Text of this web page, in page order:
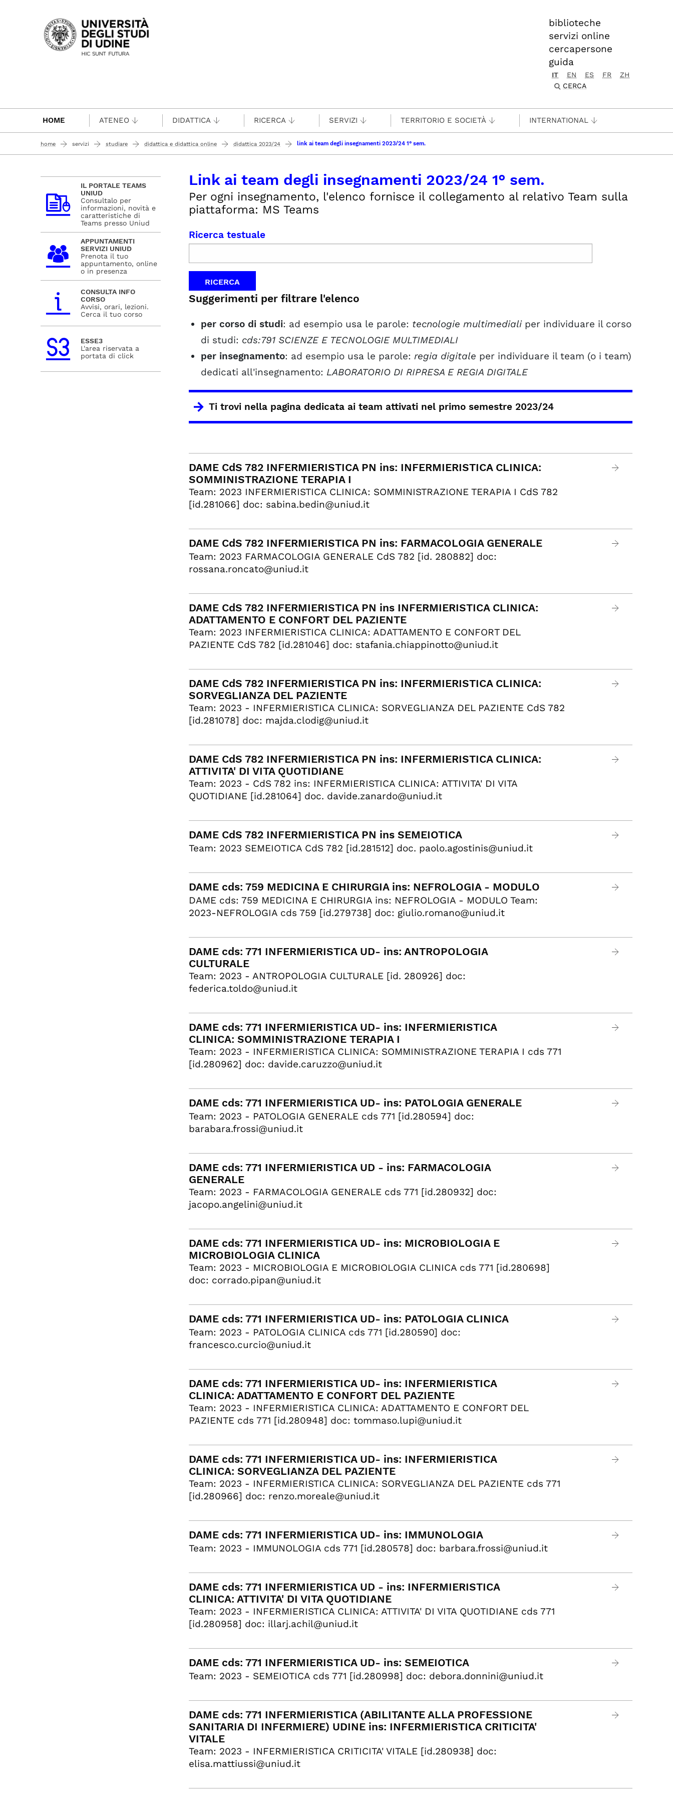
Passa al contenuto principale
biblioteche
servizi online
cercapersone
guida
IT EN ES FR
ZH
CERCA
HOME ATENEO DIDATTICA RICERCA SERVIZI TERRITORIO E SOCIETÀ INTERNATIONAL
home servizi studiare didattica e didattica online didattica 2023/24 link ai team degli insegnamenti 2023/24 1° sem.
Link ai team degli insegnamenti 2023/24 1° sem.
Per ogni insegnamento, l'elenco fornisce il collegamento al relativo Team sulla
piattaforma: MS Teams
Ricerca testuale
Suggerimenti per filtrare l'elenco
per corso di studi: ad esempio usa le parole: tecnologie multimedialiper individuare il corso
di studi: cds:791 SCIENZE E TECNOLOGIE MULTIMEDIALI
per insegnamento: ad esempio usa le parole: regia digitale per individuare il team (o i team)
dedicati all'insegnamento: LABORATORIO DI RIPRESA E REGIA DIGITALE
Ti trovi nella pagina dedicata ai team attivati nel primo semestre 2023/24
DAME CdS 782 INFERMIERISTICA PN ins: INFERMIERISTICA CLINICA:
SOMMINISTRAZIONE TERAPIA I
Team: 2023 INFERMIERISTICA CLINICA: SOMMINISTRAZIONE TERAPIA I CdS 782
[id.281066] doc: sabina.bedin@uniud.it
DAME CdS 782 INFERMIERISTICA PN ins: FARMACOLOGIA GENERALE
Team: 2023 FARMACOLOGIA GENERALE CdS 782 [id. 280882] doc:
rossana.roncato@uniud.it
DAME CdS 782 INFERMIERISTICA PN ins INFERMIERISTICA CLINICA:
ADATTAMENTO E CONFORT DEL PAZIENTE
Team: 2023 INFERMIERISTICA CLINICA: ADATTAMENTO E CONFORT DEL
PAZIENTE CdS 782 [id.281046] doc: stafania.chiappinotto@uniud.it
DAME CdS 782 INFERMIERISTICA PN ins: INFERMIERISTICA CLINICA:
SORVEGLIANZA DEL PAZIENTE
Team: 2023 - INFERMIERISTICA CLINICA: SORVEGLIANZA DEL PAZIENTE CdS 782
[id.281078] doc: majda.clodig@uniud.it
DAME CdS 782 INFERMIERISTICA PN ins: INFERMIERISTICA CLINICA:
ATTIVITA' DI VITA QUOTIDIANE
Team: 2023 - CdS 782 ins: INFERMIERISTICA CLINICA: ATTIVITA' DI VITA
QUOTIDIANE [id.281064] doc. davide.zanardo@uniud.it
DAME CdS 782 INFERMIERISTICA PN ins SEMEIOTICA
Team: 2023 SEMEIOTICA CdS 782 [id.281512] doc. paolo.agostinis@uniud.it
DAME cds: 759 MEDICINA E CHIRURGIA ins: NEFROLOGIA - MODULO
DAME cds: 759 MEDICINA E CHIRURGIA ins: NEFROLOGIA - MODULO Team:
2023-NEFROLOGIA cds 759 [id.279738] doc: giulio.romano@uniud.it
DAME cds: 771 INFERMIERISTICA UD- ins: ANTROPOLOGIA
CULTURALE
Team: 2023 - ANTROPOLOGIA CULTURALE [id. 280926] doc:
federica.toldo@uniud.it
DAME cds: 771 INFERMIERISTICA UD- ins: INFERMIERISTICA
CLINICA: SOMMINISTRAZIONE TERAPIA I
Team: 2023 - INFERMIERISTICA CLINICA: SOMMINISTRAZIONE TERAPIA I cds 771
[id.280962] ​doc: davide.caruzzo@uniud.it
DAME cds: 771 INFERMIERISTICA UD- ins: PATOLOGIA GENERALE
Team: 2023 - PATOLOGIA GENERALE cds 771 [id.280594] doc:
barabara.frossi@uniud.it
DAME cds: 771 INFERMIERISTICA UD - ins: FARMACOLOGIA
GENERALE
Team: 2023 - FARMACOLOGIA GENERALE cds 771 [id.280932] doc:
jacopo.angelini@uniud.it
DAME cds: 771 INFERMIERISTICA UD- ins: MICROBIOLOGIA E
MICROBIOLOGIA CLINICA
Team: 2023 - MICROBIOLOGIA E MICROBIOLOGIA CLINICA cds 771 [id.280698] ​
doc: corrado.pipan@uniud.it
DAME cds: 771 INFERMIERISTICA UD- ins: PATOLOGIA CLINICA
Team: 2023 - PATOLOGIA CLINICA cds 771 [id.280590] doc:
francesco.curcio@uniud.it
DAME cds: 771 INFERMIERISTICA UD- ins: INFERMIERISTICA
CLINICA: ADATTAMENTO E CONFORT DEL PAZIENTE
Team: 2023 - INFERMIERISTICA CLINICA: ADATTAMENTO E CONFORT DEL
PAZIENTE cds 771 [id.280948] doc: tommaso.lupi@uniud.it
DAME cds: 771 INFERMIERISTICA UD- ins: INFERMIERISTICA
CLINICA: SORVEGLIANZA DEL PAZIENTE
Team: 2023 - INFERMIERISTICA CLINICA: SORVEGLIANZA DEL PAZIENTE cds 771
[id.280966] doc: renzo.moreale@uniud.it
DAME cds: 771 INFERMIERISTICA UD- ins: IMMUNOLOGIA
Team: 2023 - IMMUNOLOGIA cds 771 [id.280578] ​doc: barbara.frossi@uniud.it
DAME cds: 771 INFERMIERISTICA UD - ins: INFERMIERISTICA
CLINICA: ATTIVITA' DI VITA QUOTIDIANE
Team: 2023 - INFERMIERISTICA CLINICA: ATTIVITA' DI VITA QUOTIDIANE cds 771
[id.280958] doc: illarj.achil@uniud.it
DAME cds: 771 INFERMIERISTICA UD- ins: SEMEIOTICA
Team: 2023 - SEMEIOTICA cds 771 [id.280998] ​doc: debora.donnini@uniud.it
DAME cds: 771 INFERMIERISTICA (ABILITANTE ALLA PROFESSIONE
SANITARIA DI INFERMIERE) UDINE ins: INFERMIERISTICA CRITICITA'
VITALE
Team: 2023 - INFERMIERISTICA CRITICITA' VITALE [id.280938] doc:
elisa.mattiussi@uniud.it
IL PORTALE TEAMS
UNIUD
Consultalo per
informazioni, novità e
caratteristiche di
Teams presso Uniud
APPUNTAMENTI
SERVIZI UNIUD
Prenota il tuo
appuntamento, online
o in presenza
CONSULTA INFO
CORSO
Avvisi, orari, lezioni.
Cerca il tuo corso
ESSE3
L'area riservata a
portata di click